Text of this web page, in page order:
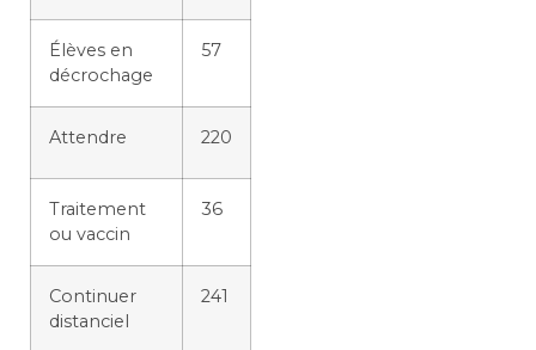
Élèves en
décrochage
57
Attendre 220
Traitement
ou vaccin
36
Continuer
distanciel
241